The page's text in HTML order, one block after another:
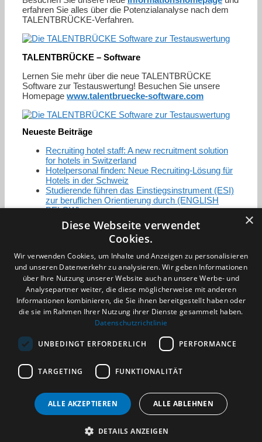
erfahren Sie alles über die Potenzialanalyse nach dem
TALENTBRÜCKE-Verfahren.
TALENTBRÜCKE – Software
Lernen Sie mehr über die neue TALENTBRÜCKE
Software zur Testauswertung! Besuchen Sie unsere
Homepage www.talentbruecke-software.com
Neueste Beiträge
Recruiting hotel staff: A new recruitment solution
for hotels in Switzerland
Hotelpersonal finden: Neue Recruiting-Lösung für
Hotels in der Schweiz
Studierende führen das Einstiegsinstrument (ESI)
zur beruflichen Orientierung durch (ENGLISH
BELOW)
Zertifizierung / Mitgliedschaften
Datenschutzerklärung
Benachrichtigungsservice
Kontakt und Anfahrt
(c) 2026 TALENTBRÜCKE GmbH & Co. KG
×
Diese Webseite verwendet
Cookies.
Wir verwenden Cookies, um Inhalte und Anzeigen zu personalisieren
und unseren Datenverkehr zu analysieren. Wir geben Informationen
über Ihre Nutzung unserer Website auch an unsere Werbe- und
Analysepartner weiter, die diese möglicherweise mit anderen
Informationen kombinieren, die Sie ihnen bereitgestellt haben oder
die sie im Rahmen Ihrer Nutzung ihrer Dienste gesammelt haben.
Datenschutzrichtlinie
UNBEDINGT ERFORDERLICH PERFORMANCE
TARGETING FUNKTIONALITÄT
ALLE AKZEPTIEREN ALLE ABLEHNEN
DETAILS ANZEIGEN